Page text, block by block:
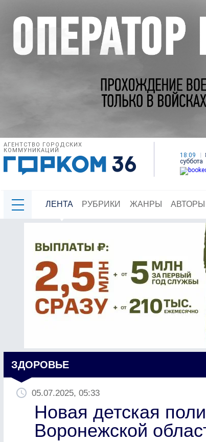
АГЕНТСТВО ГОРОДСКИХ
КОММУНИКАЦИЙ
18:09
суббота
ЛЕНТА РУБРИКИ ЖАНРЫ АВТОРЫ
ЗДОРОВЬЕ
05.07.2025, 05:33
Новая детская
Воронежской